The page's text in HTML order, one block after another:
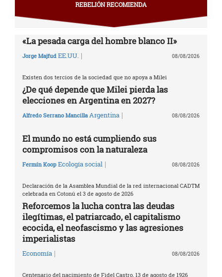
REBELIÓN RECOMIENDA
«La pesada carga del hombre blanco II»
Jorge Majfud EE.UU. | 08/08/2026
Existen dos tercios de la sociedad que no apoya a Milei
¿De qué depende que Milei pierda las
elecciones en Argentina en 2027?
Alfredo Serrano Mancilla Argentina | 08/08/2026
El mundo no está cumpliendo sus
compromisos con la naturaleza
Fermín Koop Ecología social | 08/08/2026
Declaración de la Asamblea Mundial de la red internacional CADTM
celebrada en Cotonú el 3 de agosto de 2026
Reforcemos la lucha contra las deudas
ilegítimas, el patriarcado, el capitalismo
ecocida, el neofascismo y las agresiones
imperialistas
Economía | 08/08/2026
Centenario del nacimiento de Fidel Castro, 13 de agosto de 1926